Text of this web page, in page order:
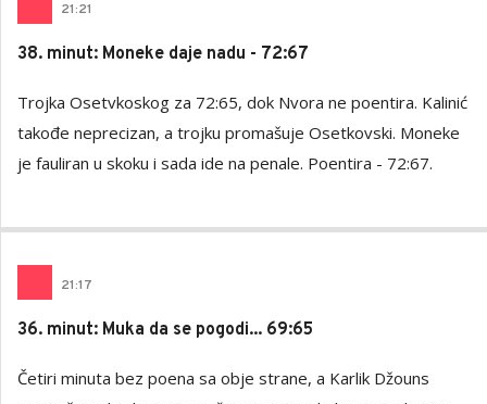
21:21
38. minut: Moneke daje nadu - 72:67
Trojka Osetvkoskog za 72:65, dok Nvora ne poentira. Kalinić
takođe neprecizan, a trojku promašuje Osetkovski. Moneke
je fauliran u skoku i sada ide na penale. Poentira - 72:67.
21:17
36. minut: Muka da se pogodi... 69:65
Četiri minuta bez poena sa obje strane, a Karlik Džouns